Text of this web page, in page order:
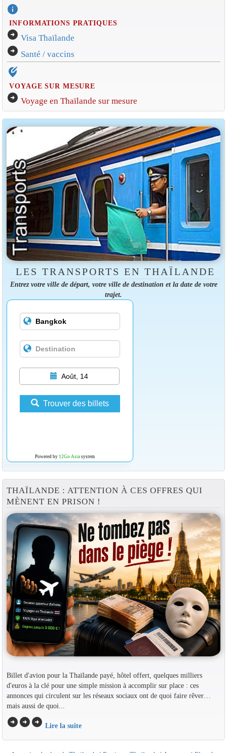
info
INFORMATIONS PRATIQUES
arrow_circle_right Visa Thaïlande
arrow_circle_right Santé / vaccins
edit_location_alt
VOYAGE SUR MESURE
arrow_circle_right Voyage en Thaïlande sur mesure
LES TRANSPORTS EN THAÏLANDE
Entrez votre ville de départ, votre ville de destination et la date de votre
trajet.
Août, 14
Trouver des billets
Powered by 12Go Asiasystem
THAÏLANDE : ATTENTION À CES OFFRES QUI
MÈNENT EN PRISON !
Billet d'avion pour la Thaïlande payé, hôtel offert, quelques milliers
d'euros à la clé pour une simple mission à accomplir sur place : ces
annonces qui circulent sur les réseaux sociaux ont de quoi faire rêver…
mais aussi de quoi...
arrow_circle_rightarrow_circle_rightarrow_circle_right Lire la suite